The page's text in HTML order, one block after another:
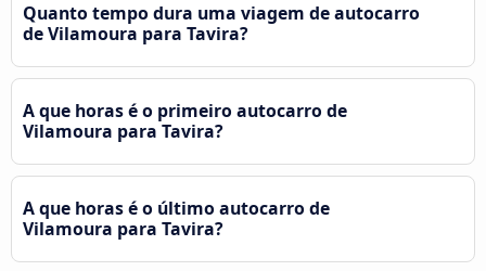
Quanto tempo dura uma viagem de autocarro
de Vilamoura para Tavira?
A que horas é o primeiro autocarro de
Vilamoura para Tavira?
A que horas é o último autocarro de
Vilamoura para Tavira?